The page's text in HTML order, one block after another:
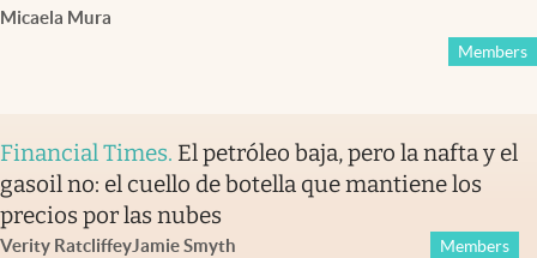
Micaela Mura
Members
Financial Times. El petróleo baja, pero la nafta y el
gasoil no: el cuello de botella que mantiene los
precios por las nubes
Verity RatcliffeyJamie Smyth Members